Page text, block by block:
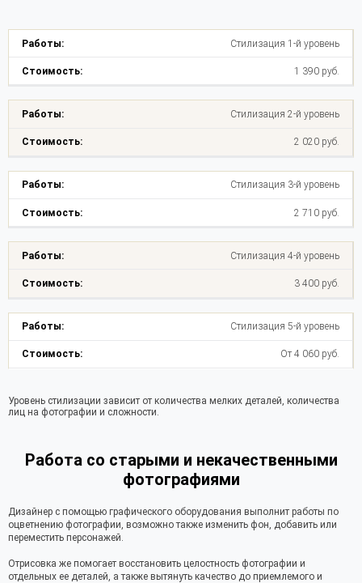
Стилизация 1-й уровень
1 390 руб.
Стилизация 2-й уровень
2 020 руб.
Стилизация 3-й уровень
2 710 руб.
Стилизация 4-й уровень
3 400 руб.
Стилизация 5-й уровень
От 4 060 руб.
Уровень стилизации зависит от количества мелких деталей, количества
лиц на фотографии и сложности.
Работа со старыми и некачественными
фотографиями
Дизайнер с помощью графического оборудования выполнит работы по
оцветнению фотографии, возможно также изменить фон, добавить или
переместить персонажей.
Отрисовка же помогает восстановить целостность фотографии и
отдельных ее деталей, а также вытянуть качество до приемлемого и